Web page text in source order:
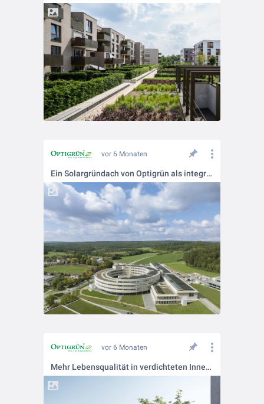
vor 6 Monaten
Ein Solargründach von Optigrün als integraler Bestandteil nachhaltiger Bildungsarchitektur.
vor 6 Monaten
Mehr Lebensqualität in verdichteten Innenstädten durch intensive Dachbegrünung.